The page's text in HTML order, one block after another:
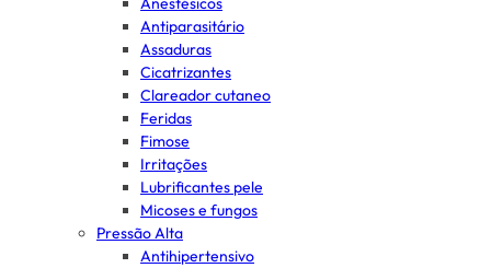
Antiparasitário
Assaduras
Cicatrizantes
Clareador cutaneo
Feridas
Fimose
Irritações
Lubrificantes pele
Micoses e fungos
Pressão Alta
Antihipertensivo